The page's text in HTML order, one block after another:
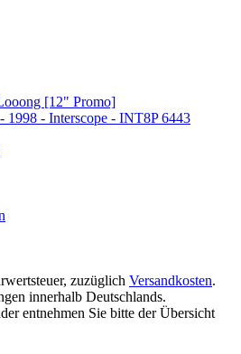
[12" Promo]
- Interscope - INT8P 6443
zuzüglich Versandkosten.
innerhalb Deutschlands.
entnehmen Sie bitte der Übersicht